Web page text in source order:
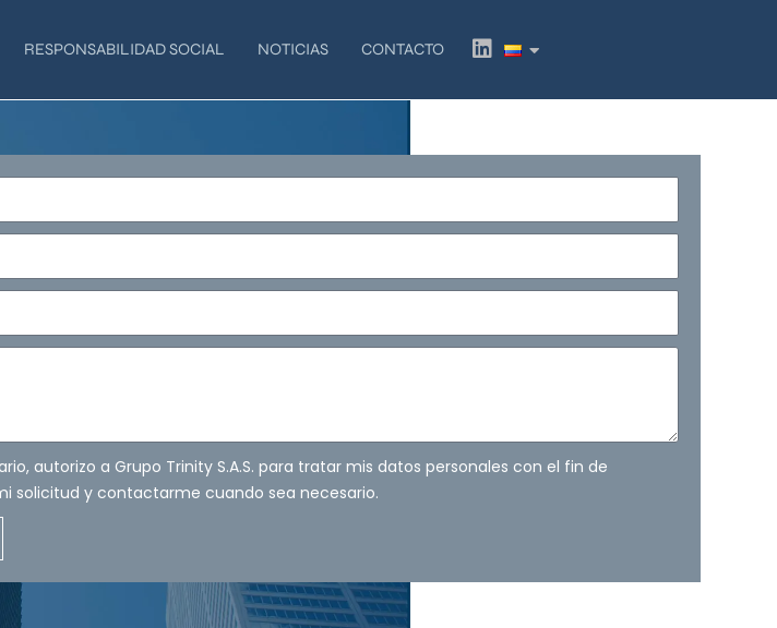
RESPONSABILIDAD SOCIAL NOTICIAS CONTACTO
L
i
k
autorizo a Grupo Trinity S.A.S. para tratar mis datos personales con el fin de
solicitud y contactarme cuando sea necesario.